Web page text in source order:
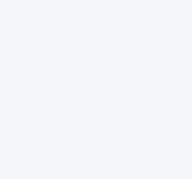
تولید محتوا